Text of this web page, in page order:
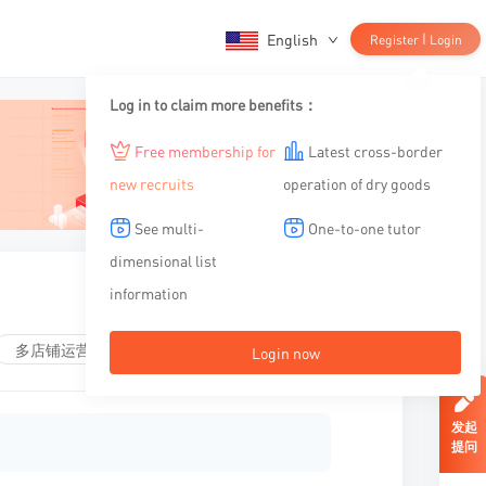
English Register | Login
Log in to claim more benefits：
Free membership for
new recruits
Latest cross-border
operation of dry goods
See multi-
dimensional list
information
One-to-one tutor
Login now
多店铺运营
发起
提问